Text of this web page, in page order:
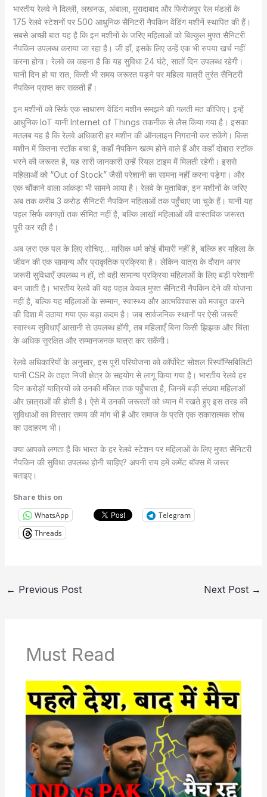
भारतीय रेलवे ने दिल्ली, लखनऊ, अंबाला, मुरादाबाद और फिरोजपुर रेल मंडलों के
175 रेलवे स्टेशनों पर 500 आधुनिक सैनिटरी नैपकिन वेंडिंग मशीनें स्थापित की हैं।
सबसे अच्छी बात यह है कि इन मशीनों के जरिए महिलाओं को बिल्कुल मुफ्त सैनिटरी
नैपकिन उपलब्ध कराया जा रहा है। जी हाँ, इसके लिए उन्हें एक भी रुपया खर्च नहीं
करना होगा। रेलवे का कहना है कि यह सुविधा 24 घंटे, सातों दिन उपलब्ध रहेगी।
यानी दिन हो या रात, किसी भी समय जरूरत पड़ने पर महिला यात्री तुरंत सैनिटरी
नैपकिन प्राप्त कर सकती हैं।
इन मशीनों को सिर्फ एक साधारण वेंडिंग मशीन समझने की गलती मत कीजिए। इन्हें
आधुनिक IoT यानी Internet of Things तकनीक से लैस किया गया है। इसका
मतलब यह है कि रेलवे अधिकारी हर मशीन की ऑनलाइन निगरानी कर सकेंगे। किस
मशीन में कितना स्टॉक बचा है, कहाँ नैपकिन खत्म होने वाले हैं और कहाँ दोबारा स्टॉक
भरने की जरूरत है, यह सारी जानकारी उन्हें रियल टाइम में मिलती रहेगी। इससे
महिलाओं को “Out of Stock” जैसी परेशानी का सामना नहीं करना पड़ेगा। और
एक चौंकाने वाला आंकड़ा भी सामने आया है। रेलवे के मुताबिक, इन मशीनों के जरिए
अब तक करीब 3 करोड़ सैनिटरी नैपकिन महिलाओं तक पहुँचाए जा चुके हैं। यानी यह
पहल सिर्फ कागज़ों तक सीमित नहीं है, बल्कि लाखों महिलाओं की वास्तविक जरूरत
पूरी कर रही है।
अब ज़रा एक पल के लिए सोचिए… मासिक धर्म कोई बीमारी नहीं है, बल्कि हर महिला के
जीवन की एक सामान्य और प्राकृतिक प्रक्रिया है। लेकिन यात्रा के दौरान अगर
जरूरी सुविधाएँ उपलब्ध न हों, तो वही सामान्य प्रक्रिया महिलाओं के लिए बड़ी परेशानी
बन जाती है। भारतीय रेलवे की यह पहल केवल मुफ्त सैनिटरी नैपकिन देने की योजना
नहीं है, बल्कि यह महिलाओं के सम्मान, स्वास्थ्य और आत्मविश्वास को मजबूत करने
की दिशा में उठाया गया एक बड़ा कदम है। जब सार्वजनिक स्थानों पर ऐसी जरूरी
स्वास्थ्य सुविधाएँ आसानी से उपलब्ध होंगी, तब महिलाएँ बिना किसी झिझक और चिंता
के अधिक सुरक्षित और सम्मानजनक यात्रा कर सकेंगी।
रेलवे अधिकारियों के अनुसार, इस पूरी परियोजना को कॉर्पोरेट सोशल रिस्पॉन्सिबिलिटी
यानी CSR के तहत निजी क्षेत्र के सहयोग से लागू किया गया है। भारतीय रेलवे हर
दिन करोड़ों यात्रियों को उनकी मंजिल तक पहुँचाता है, जिनमें बड़ी संख्या महिलाओं
और छात्राओं की होती है। ऐसे में उनकी जरूरतों को ध्यान में रखते हुए इस तरह की
सुविधाओं का विस्तार समय की मांग भी है और समाज के प्रति एक सकारात्मक सोच
का उदाहरण भी।
क्या आपको लगता है कि भारत के हर रेलवे स्टेशन पर महिलाओं के लिए मुफ्त सैनिटरी
नैपकिन की सुविधा उपलब्ध होनी चाहिए? अपनी राय हमें कमेंट बॉक्स में जरूर
बताइए।
Share this on
WhatsApp
Telegram
Threads
← Previous Post Next Post →
Must Read